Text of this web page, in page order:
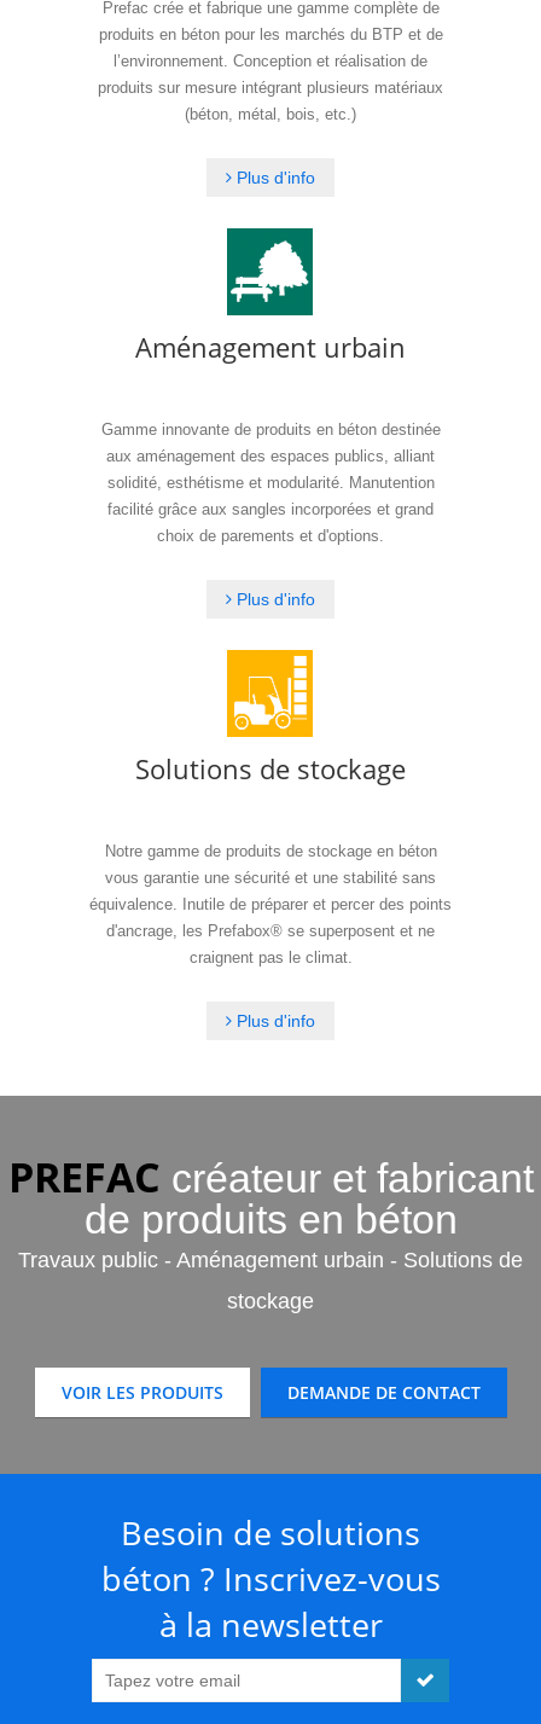
Prefac crée et fabrique une gamme complète de
produits en béton pour les marchés du BTP et de
l’environnement. Conception et réalisation de
produits sur mesure intégrant plusieurs matériaux
(béton, métal, bois, etc.)
Plus d'info
Aménagement urbain
Gamme innovante de produits en béton destinée
aux aménagement des espaces publics, alliant
solidité, esthétisme et modularité. Manutention
facilité grâce aux sangles incorporées et grand
choix de parements et d'options.
Plus d'info
Solutions de stockage
Notre gamme de produits de stockage en béton
vous garantie une sécurité et une stabilité sans
équivalence. Inutile de préparer et percer des points
d'ancrage, les Prefabox® se superposent et ne
craignent pas le climat.
Plus d'info
PREFAC créateur et fabricant
de produits en béton
Travaux public - Aménagement urbain - Solutions de
stockage
VOIR LES PRODUITS DEMANDE DE CONTACT
Besoin de solutions
béton ? Inscrivez-vous
à la newsletter